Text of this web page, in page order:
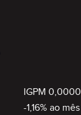
IGPM 0,0000
-1,16% ao mês